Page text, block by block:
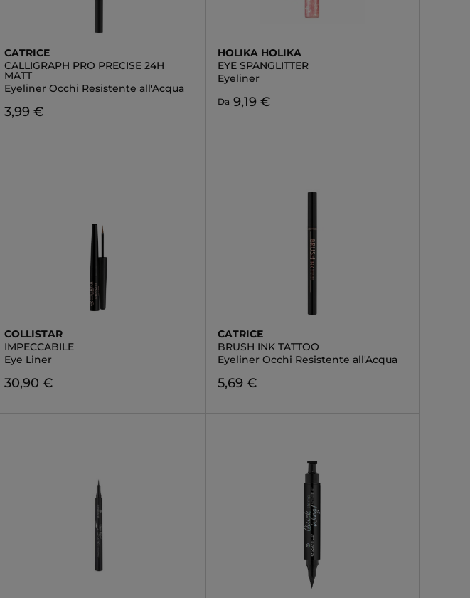
CATRICE
CALLIGRAPH PRO PRECISE 24H
MATT
Eyeliner Occhi Resistente all'Acqua
3,99 €
HOLIKA HOLIKA
EYE SPANGLITTER
Eyeliner
Da 9,19 €
COLLISTAR
IMPECCABILE
Eye Liner
30,90 €
CATRICE
BRUSH INK TATTOO
Eyeliner Occhi Resistente all'Acqua
5,69 €